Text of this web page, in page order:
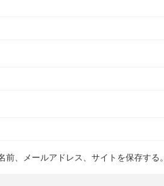
、メールアドレス、サイトを保存する。